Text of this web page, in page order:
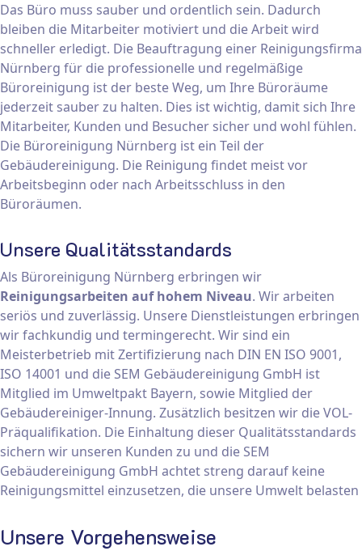
Das Büro muss sauber und ordentlich sein. Dadurch
bleiben die Mitarbeiter motiviert und die Arbeit wird
schneller erledigt. Die Beauftragung einer Reinigungsfirma
Nürnberg für die professionelle und regelmäßige
Büroreinigung ist der beste Weg, um Ihre Büroräume
jederzeit sauber zu halten. Dies ist wichtig, damit sich Ihre
Mitarbeiter, Kunden und Besucher sicher und wohl fühlen.
Die Büroreinigung Nürnberg ist ein Teil der
Gebäudereinigung. Die Reinigung findet meist vor
Arbeitsbeginn oder nach Arbeitsschluss in den
Büroräumen.
Unsere Qualitätsstandards
Als Büroreinigung Nürnberg erbringen wir
Reinigungsarbeiten auf hohem Niveau. Wir arbeiten
seriös und zuverlässig. Unsere Dienstleistungen erbringen
wir fachkundig und termingerecht. Wir sind ein
Meisterbetrieb mit Zertifizierung nach DIN EN ISO 9001,
ISO 14001 und die SEM Gebäudereinigung GmbH ist
Mitglied im Umweltpakt Bayern, sowie Mitglied der
Gebäudereiniger-Innung. Zusätzlich besitzen wir die VOL-
Präqualifikation. Die Einhaltung dieser Qualitätsstandards
sichern wir unseren Kunden zu und die SEM
Gebäudereinigung GmbH achtet streng darauf keine
Reinigungsmittel einzusetzen, die unsere Umwelt belasten
Unsere Vorgehensweise